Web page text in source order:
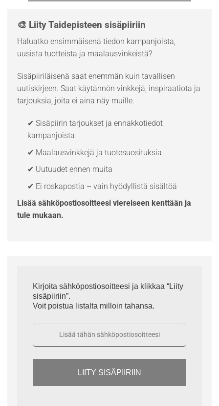
🎨 Liity Taidepisteen sisäpiiriin
Haluatko ensimmäisenä tiedon kampanjoista,
uusista tuotteista ja maalausvinkeistä?
Sisäpiiriläisenä saat enemmän kuin tavallisen
uutiskirjeen. Saat käytännön vinkkejä, inspiraatiota ja
tarjouksia, joita ei aina näy muille.
✔ Sisäpiirin tarjoukset ja ennakkotiedot
kampanjoista
✔ Maalausvinkkejä ja tuotesuosituksia
✔ Uutuudet ennen muita
✔ Ei roskapostia – vain hyödyllistä sisältöä
Lisää sähköpostiosoitteesi viereiseen kenttään ja
tule mukaan.
Kirjoita sähköpostiosoitteesi ja klikkaa “Liity
sisäpiiriin”.
Voit poistua listalta milloin tahansa.
LIITY SISÄPIIRIIN